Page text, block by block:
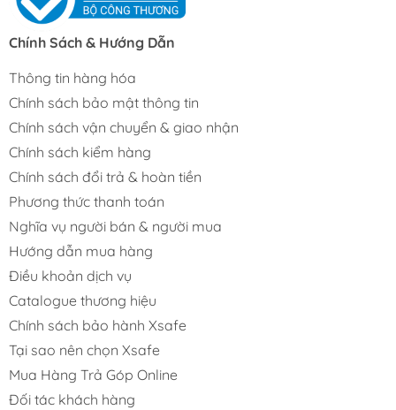
Chính Sách & Hướng Dẫn
Thông tin hàng hóa
Chính sách bảo mật thông tin
Chính sách vận chuyển & giao nhận
Chính sách kiểm hàng
Chính sách đổi trả & hoàn tiền
Phương thức thanh toán
Nghĩa vụ người bán & người mua
Hướng dẫn mua hàng
Điều khoản dịch vụ
Catalogue thương hiệu
Chính sách bảo hành Xsafe
Tại sao nên chọn Xsafe
Mua Hàng Trả Góp Online
Đối tác khách hàng